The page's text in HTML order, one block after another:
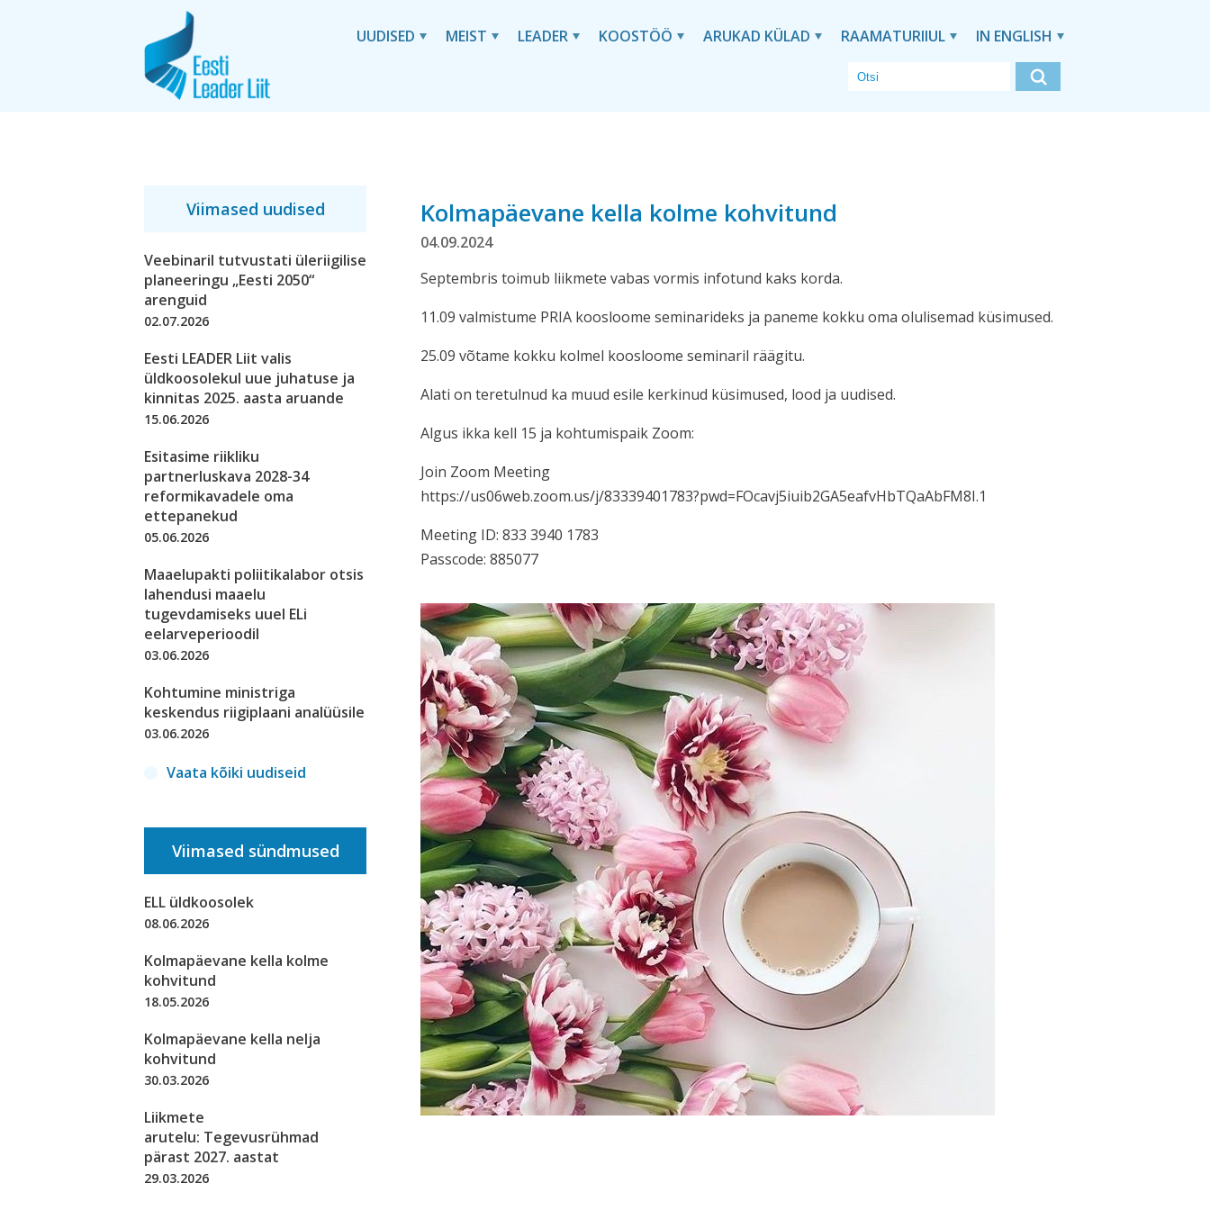
UUDISED MEIST LEADER KOOSTÖÖ ARUKAD KÜLAD RAAMATURIIUL IN ENGLISH
Viimased uudised
Veebinaril tutvustati üleriigilise
planeeringu „Eesti 2050“
arenguid
02.07.2026
Eesti LEADER Liit valis
üldkoosolekul uue juhatuse ja
kinnitas 2025. aasta aruande
15.06.2026
Esitasime riikliku
partnerluskava 2028-34
reformikavadele oma
ettepanekud
05.06.2026
Maaelupakti poliitikalabor otsis
lahendusi maaelu
tugevdamiseks uuel ELi
eelarveperioodil
03.06.2026
Kohtumine ministriga
keskendus riigiplaani analüüsile
03.06.2026
Vaata kõiki uudiseid
Viimased sündmused
ELL üldkoosolek
08.06.2026
Kolmapäevane kella kolme
kohvitund
18.05.2026
Kolmapäevane kella nelja
kohvitund
30.03.2026
Liikmete
arutelu: Tegevusrühmad
pärast 2027. aastat
29.03.2026
Kolmapäevane kella kolme kohvitund
04.09.2024
Septembris toimub liikmete vabas vormis infotund kaks korda.
11.09 valmistume PRIA koosloome seminarideks ja paneme kokku oma olulisemad küsimused.
25.09 võtame kokku kolmel koosloome seminaril räägitu.
Alati on teretulnud ka muud esile kerkinud küsimused, lood ja uudised.
Algus ikka kell 15 ja kohtumispaik Zoom:
Join Zoom Meeting
https://us06web.zoom.us/j/83339401783?pwd=FOcavj5iuib2GA5eafvHbTQaAbFM8I.1
Meeting ID: 833 3940 1783
Passcode: 885077